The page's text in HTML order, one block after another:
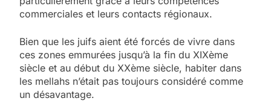
commerciales et leurs contacts régionaux.
Bien que les juifs aient été forcés de vivre dans
ces zones emmurées jusqu’à la fin du XIXème
siècle et au début du XXème siècle, habiter dans
les mellahs n’était pas toujours considéré comme
un désavantage.